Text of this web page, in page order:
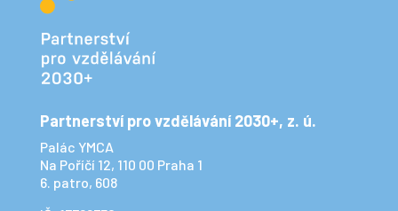
Partnerství pro vzdělávání 2030+, z. ú.
Palác YMCA
Na Poříčí 12, 110 00 Praha 1
6. patro, 608